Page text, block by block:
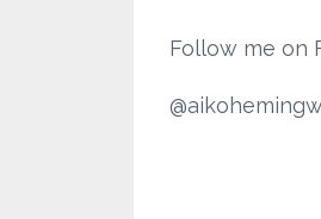
Follow me on